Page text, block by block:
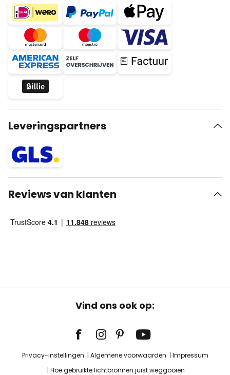
Leveringspartners
Reviews van klanten
Vind ons ook op:
Privacy-instellingen Algemene voorwaarden
Impressum
Hoe gebruikte lichtbronnen juist weggooien